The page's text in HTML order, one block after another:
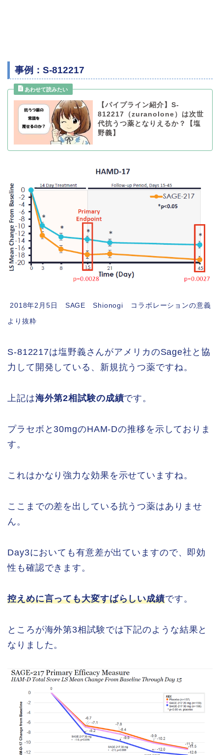
事例：S-812217
【パイプライン紹介】S-
812217（zuranolone）は次世
代抗うつ薬となりえるか？【塩
野義】
2018年2月5日 SAGE Shionogi コラボレーションの意義
より抜粋
S-812217は塩野義さんがアメリカのSage社と協
力して開発している、新規抗うつ薬ですね。
上記は海外第2相試験の成績です。
プラセボと30mgのHAM-Dの推移を示しておりま
す。
これはかなり強力な効果を示せていますね。
ここまでの差を出している抗うつ薬はありませ
ん。
Day3においても有意差が出ていますので、即効
性も確認できます。
控えめに言っても大変すばらしい成績です。
ところが海外第3相試験では下記のような結果と
なりました。